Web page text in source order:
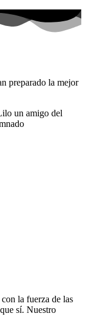
preparado la mejor
un amigo del
la fuerza de las
sí. Nuestro